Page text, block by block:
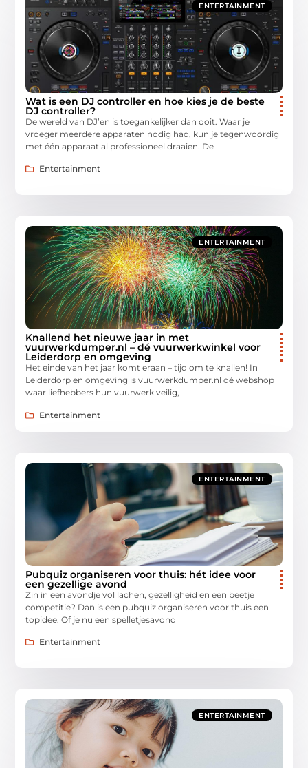
ENTERTAINMENT
Wat is een DJ controller en hoe kies je de beste
DJ controller?
De wereld van DJ’en is toegankelijker dan ooit. Waar je
vroeger meerdere apparaten nodig had, kun je tegenwoordig
met één apparaat al professioneel draaien. De
Entertainment
ENTERTAINMENT
Knallend het nieuwe jaar in met
vuurwerkdumper.nl – dé vuurwerkwinkel voor
Leiderdorp en omgeving
Het einde van het jaar komt eraan – tijd om te knallen! In
Leiderdorp en omgeving is vuurwerkdumper.nl dé webshop
waar liefhebbers hun vuurwerk veilig,
Entertainment
ENTERTAINMENT
Pubquiz organiseren voor thuis: hét idee voor
een gezellige avond
Zin in een avondje vol lachen, gezelligheid en een beetje
competitie? Dan is een pubquiz organiseren voor thuis een
topidee. Of je nu een spelletjesavond
Entertainment
ENTERTAINMENT